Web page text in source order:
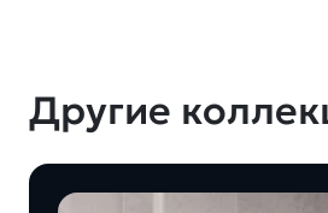
Другие